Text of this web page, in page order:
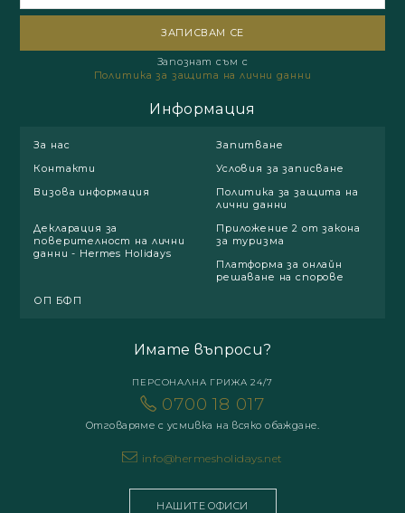
Запознат съм с
Политика за защита на лични данни
Информация
За нас
Запитване
Контакти
Условия за записване
Визова информация
Политика за защита на
лични данни
Декларация за
поверителност на лични
данни - Hermes Holidays
Приложение 2 от закона
за туризма
Платформа за онлайн
решаване на спорове
ОП БФП
Имате въпроси?
ПЕРСОНАЛНА ГРИЖА 24/7
0700 18 017
Отговаряме с усмивка на всяко обаждане.
info@hermesholidays.net
НАШИТЕ ОФИСИ